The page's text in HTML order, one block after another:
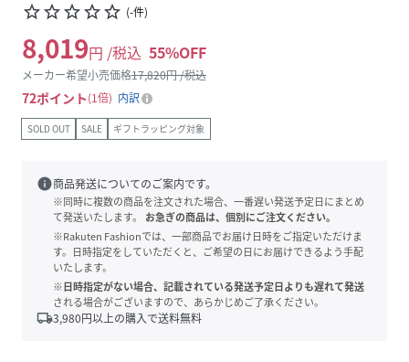
star_borderstar_borderstar_borderstar_borderstar_border (-件)
8,019円 /税込 55%OFF
メーカー希望小売価格17,820円 /税込
72ポイント 1倍 内訳
SOLD OUT SALE ギフトラッピング対象
info商品発送についてのご案内です。
※同時に複数の商品を注文された場合、一番遅い発送予定日にまとめ
て発送いたします。
お急ぎの商品は、個別にご注文ください。
※Rakuten Fashionでは、一部商品でお届け日時をご指定いただけま
す。日時指定をしていただくと、ご希望の日にお届けできるよう手配
いたします。
※日時指定がない場合、記載されている発送予定日よりも遅れて発送
される場合がございますので、あらかじめご了承ください。
local_shipping3,980円以上の購入で送料無料